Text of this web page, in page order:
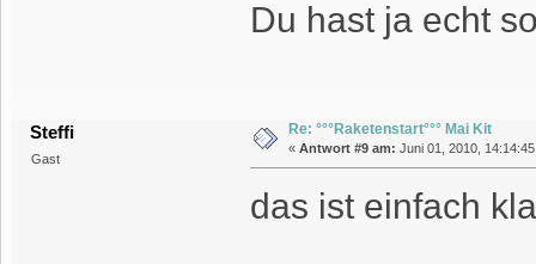
Du hast ja echt
Steffi
Gast
Re: °°°Raketenstart°°° Mai Kit
« Antwort #9 am: Juni 01, 2010,
das ist einfach